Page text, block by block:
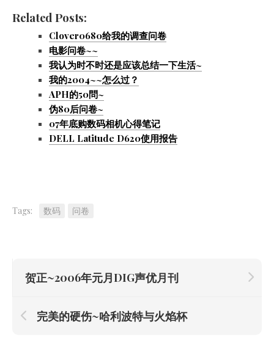
Related Posts:
Clover0680给我的调查问卷
电影问卷~~
我认为时不时还是应该总结一下生活~
我的2004~~怎么过？
APH的50問~
伪80后问卷~
07年底购数码相机心得笔记
DELL Latitude D620使用报告
Tags: 数码 问卷
贺正~2006年元月DIG声优月刊
完美的硬伤~哈利波特与火焰杯